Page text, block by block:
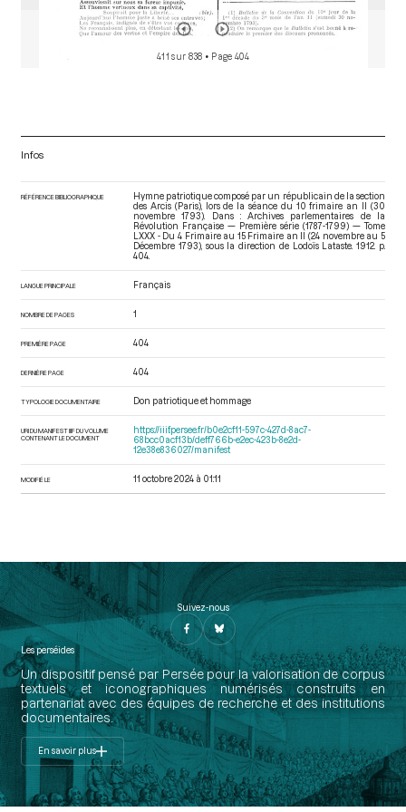
411 sur 838 • Page 404
Infos
RÉFÉRENCE BIBLIOGRAPHIQUE
Hymne patriotique composé par un républicain de la section
des Arcis (Paris), lors de la séance du 10 frimaire an II (30
novembre 1793). Dans : Archives parlementaires de la
Révolution Française — Première série (1787-1799) — Tome
LXXX - Du 4 Frimaire au 15 Frimaire an II (24 novembre au 5
Décembre 1793), sous la direction de Lodoïs Lataste. 1912. p.
404.
LANGUE PRINCIPALE Français
NOMBRE DE PAGES 1
PREMIÈRE PAGE 404
DERNIÈRE PAGE 404
TYPOLOGIE DOCUMENTAIRE Don patriotique et hommage
URI DU MANIFEST IIIF DU VOLUME
CONTENANT LE DOCUMENT
https://iiif.persee.fr/b0e2cf11-597c-427d-8ac7-
68bcc0acf13b/deff766b-e2ec-423b-8e2d-
12e38e836027/manifest
MODIFIÉ LE 11 octobre 2024 à 01:11
Suivez-nous
Les perséides
Un dispositif pensé par Persée pour la valorisation de corpus
textuels et iconographiques numérisés construits en
partenariat avec des équipes de recherche et des institutions
documentaires.
En savoir plus